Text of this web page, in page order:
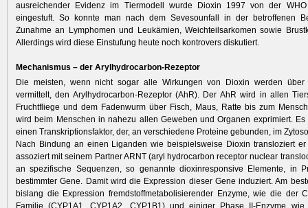
ausreichender Evidenz im Tiermodell wurde Dioxin 1997 von der
eingestuft. So konnte man nach dem Sevesounfall in der betroffenen
Zunahme an Lymphomen und Leukämien, Weichteilsarkomen sowie
Allerdings wird diese Einstufung heute noch kontrovers diskutiert.
Mechanismus – der Arylhydrocarbon-Rezeptor
Die meisten, wenn nicht sogar alle Wirkungen von Dioxin werden über
vermittelt, den Arylhydrocarbon-Rezeptor (AhR). Der AhR wird in allen
Fruchtfliege und dem Fadenwurm über Fisch, Maus, Ratte bis zum
wird beim Menschen in nahezu allen Geweben und Organen exprimiert.
einen Transkriptionsfaktor, der, an verschiedene Proteine gebunden, im
Nach Bindung an einen Liganden wie beispielsweise Dioxin transloziert
assoziert mit seinem Partner ARNT (aryl hydrocarbon receptor nuclear
an spezifische Sequenzen, so genannte dioxinresponsive Elemente, in
bestimmter Gene. Damit wird die Expression dieser Gene induziert. Am
bislang die Expression fremdstoffmetabolisierender Enzyme, wie die der
Familie (CYP1A1, CYP1A2, CYP1B1) und einiger Phase II-Enzyme wie